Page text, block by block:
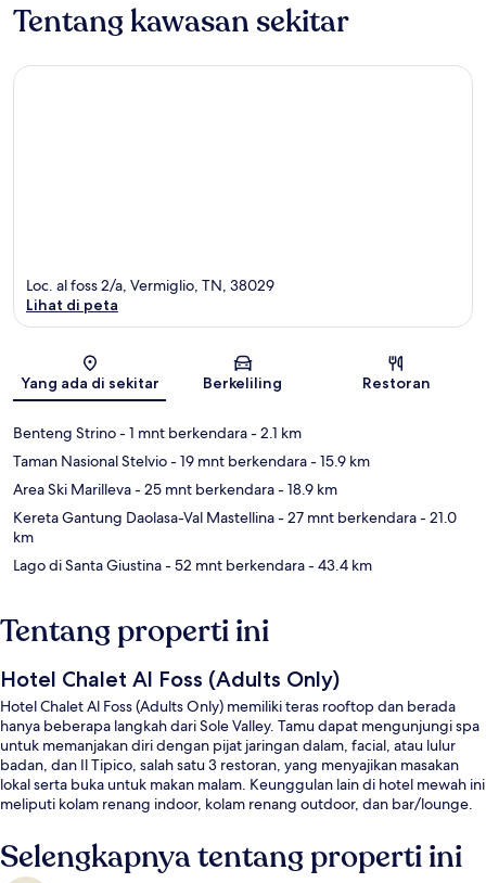
Tentang kawasan sekitar
Peta
Loc. al foss 2/a, Vermiglio, TN, 38029
Lihat di peta
Yang ada di sekitar Berkeliling Restoran
Benteng Strino- 1 mnt berkendara- 2.1 km
Taman Nasional Stelvio- 19 mnt berkendara- 15.9 km
Area Ski Marilleva- 25 mnt berkendara- 18.9 km
Kereta Gantung Daolasa-Val Mastellina- 27 mnt berkendara- 21.0
km
Lago di Santa Giustina- 52 mnt berkendara- 43.4 km
Tentang properti ini
Hotel Chalet Al Foss (Adults Only)
Hotel Chalet Al Foss (Adults Only) memiliki teras rooftop dan berada
hanya beberapa langkah dari Sole Valley. Tamu dapat mengunjungi spa
untuk memanjakan diri dengan pijat jaringan dalam, facial, atau lulur
badan, dan Il Tipico, salah satu 3 restoran, yang menyajikan masakan
lokal serta buka untuk makan malam. Keunggulan lain di hotel mewah ini
meliputi kolam renang indoor, kolam renang outdoor, dan bar/lounge.
Selengkapnya tentang properti ini